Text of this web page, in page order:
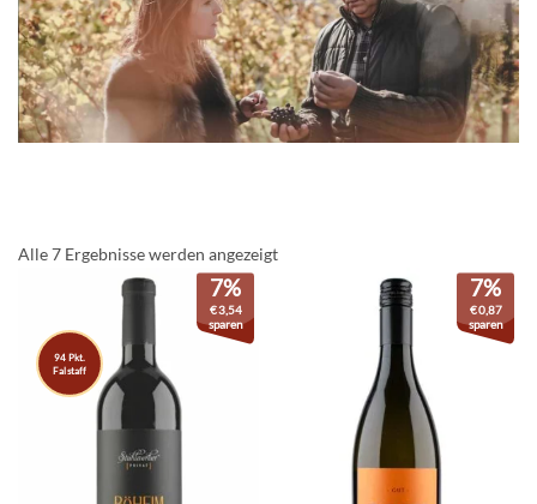
Alle 7 Ergebnisse werden angezeigt
94 Pkt.
Falstaff
7%
€3,54
sparen
7%
€0,87
sparen